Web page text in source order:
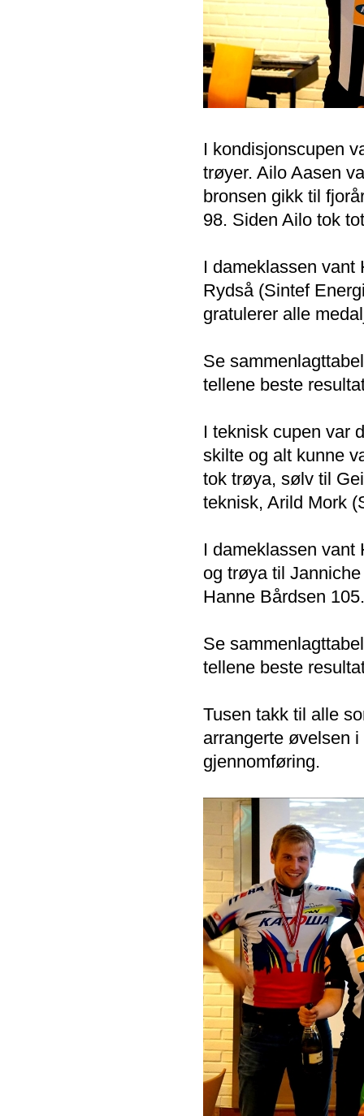
I kondisjonscupen
trøyer. Ailo Aasen
bronsen gikk til
98. Siden Ailo tok
I dameklassen vant
Rydså (Sintef
gratulerer alle
Se
tellene beste
I teknisk cupen var
skilte og alt kunne
tok trøya, sølv til
teknisk, Arild Mork
I dameklassen vant
og trøya til
Hanne Bårdsen
Se
tellene beste
Tusen takk til alle
arrangerte øvelsen
gjennomføring.